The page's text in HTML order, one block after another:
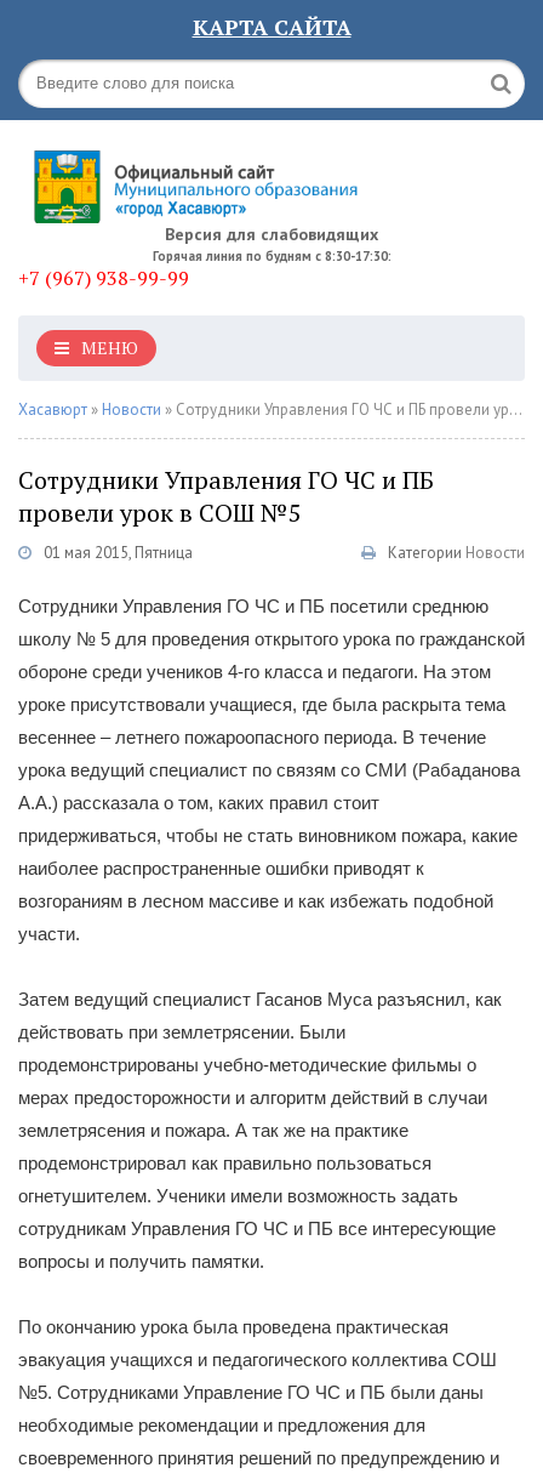
КАРТА САЙТА
Версия для слабовидящих
Горячая линия по будням с 8:30-17:30:
+7 (967) 938-99-99
МЕНЮ
Хасавюрт » Новости » Сотрудники Управления ГО ЧС и ПБ провели урок в СОШ №5
Сотрудники Управления ГО ЧС и ПБ
провели урок в СОШ №5
01 мая 2015, Пятница Категории Новости
Сотрудники Управления ГО ЧС и ПБ посетили среднюю
школу № 5 для проведения открытого урока по гражданской
обороне среди учеников 4-го класса и педагоги. На этом
уроке присутствовали учащиеся, где была раскрыта тема
весеннее – летнего пожароопасного периода. В течение
урока ведущий специалист по связям со СМИ (Рабаданова
А.А.) рассказала о том, каких правил стоит
придерживаться, чтобы не стать виновником пожара, какие
наиболее распространенные ошибки приводят к
возгораниям в лесном массиве и как избежать подобной
участи.
Затем ведущий специалист Гасанов Муса разъяснил, как
действовать при землетрясении. Были
продемонстрированы учебно-методические фильмы о
мерах предосторожности и алгоритм действий в случаи
землетрясения и пожара. А так же на практике
продемонстрировал как правильно пользоваться
огнетушителем. Ученики имели возможность задать
сотрудникам Управления ГО ЧС и ПБ все интересующие
вопросы и получить памятки.
По окончанию урока была проведена практическая
эвакуация учащихся и педагогического коллектива СОШ
№5. Сотрудниками Управление ГО ЧС и ПБ были даны
необходимые рекомендации и предложения для
своевременного принятия решений по предупреждению и